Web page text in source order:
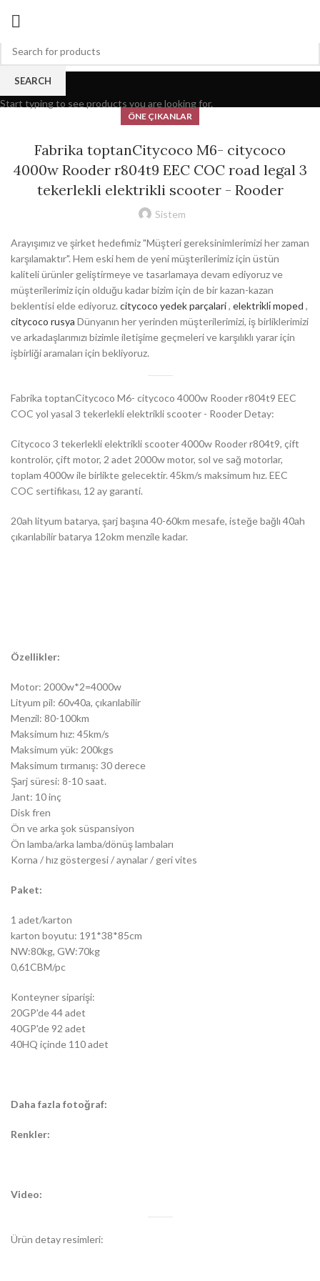
Blog
ÖNE ÇIKANLAR
Fabrika toptanCitycoco M6- citycoco
4000w Rooder r804t9 EEC COC road legal 3
tekerlekli elektrikli scooter - Rooder
Sistem
Arayışımız ve şirket hedefimiz "Müşteri gereksinimlerimizi her zaman
karşılamaktır". Hem eski hem de yeni müşterilerimiz için üstün
kaliteli ürünler geliştirmeye ve tasarlamaya devam ediyoruz ve
müşterilerimiz için olduğu kadar bizim için de bir kazan-kazan
beklentisi elde ediyoruz. citycoco yedek parçalari, elektri̇kli̇ moped ,
citycoco rusya Dünyanın her yerinden müşterilerimizi, iş birliklerimizi
ve arkadaşlarımızı bizimle iletişime geçmeleri ve karşılıklı yarar için
işbirliği aramaları için bekliyoruz.
Fabrika toptanCitycoco M6- citycoco 4000w Rooder r804t9 EEC
COC yol yasal 3 tekerlekli elektrikli scooter - Rooder Detay:
Citycoco 3 tekerlekli elektrikli scooter 4000w Rooder r804t9, çift
kontrolör, çift motor, 2 adet 2000w motor, sol ve sağ motorlar,
toplam 4000w ile birlikte gelecektir. 45km/s maksimum hız. EEC
COC sertifikası, 12 ay garanti.
20ah lityum batarya, şarj başına 40-60km mesafe, isteğe bağlı 40ah
çıkarılabilir batarya 12okm menzile kadar.
Özellikler:
Motor: 2000w*2=4000w
Lityum pil: 60v40a, çıkarılabilir
Menzil: 80-100km
Maksimum hız: 45km/s
Maksimum yük: 200kgs
Maksimum tırmanış: 30 derece
Şarj süresi: 8-10 saat.
Jant: 10 inç
Disk fren
Ön ve arka şok süspansiyon
Ön lamba/arka lamba/dönüş lambaları
Korna / hız göstergesi / aynalar / geri vites
Paket:
1 adet/karton
karton boyutu: 191*38*85cm
NW:80kg, GW:70kg
0,61CBM/pc
Konteyner siparişi:
20GP'de 44 adet
40GP'de 92 adet
40HQ içinde 110 adet
Daha fazla fotoğraf:
Renkler:
Video:
Ürün detay resimleri:
SEARCH
Start typing to see products you are looking for.